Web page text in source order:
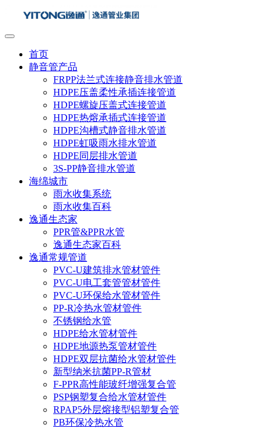
首页
静音管产品
FRPP法兰式连接静音排水管道
HDPE压盖柔性承插连接管道
HDPE螺旋压盖式连接管道
HDPE热熔承插式连接管道
HDPE沟槽式静音排水管道
HDPE虹吸雨水排水管道
HDPE同层排水管道
3S-PP静音排水管道
海绵城市
雨水收集系统
雨水收集百科
逸通生态家
PPR管&PPR水管
逸通生态家百科
逸通常规管道
PVC-U建筑排水管材管件
PVC-U电工套管管材管件
PVC-U环保给水管材管件
PP-R冷热水管材管件
不锈钢给水管
HDPE给水管材管件
HDPE地源热泵管材管件
HDPE双层抗菌给水管材管件
新型纳米抗菌PP-R管材
F-PPR高性能玻纤增强复合管
PSP钢塑复合给水管材管件
RPAP5外层熔接型铝塑复合管
PB环保冷热水管